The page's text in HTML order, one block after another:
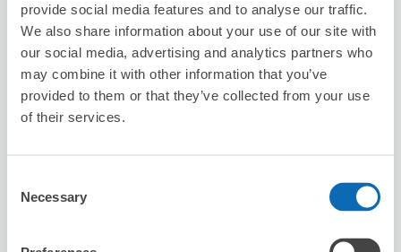
provide social media features and to analyse our traffic.
We also share information about your use of our site with
our social media, advertising and analytics partners who
may combine it with other information that you’ve
provided to them or that they’ve collected from your use
of their services.
Selection
Necessary
ビッグエコー渋谷道玄坂店
渋谷駅から徒歩1分
本日の営業時間: 11:00〜04:30
5.0★★★ ★★
★★★ ★★4件